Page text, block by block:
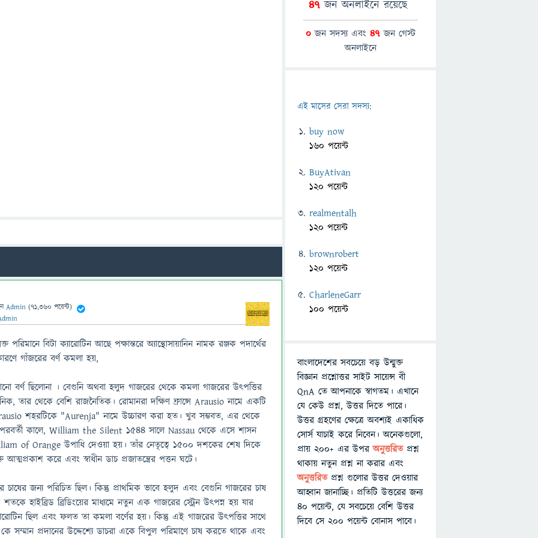
Admin (71,360 পয়েন্ট)
বিটা ক্যারোটিন আছে পক্ষান্তরে অ্যান্থোসায়ানিন নামক রঞ্জক পদার্থের
গাঁজরের বর্ণ কমলা হয়,
বর্ণ ছিলোনা । বেগুনি অথবা হলুদ গাজরের থেকে কমলা গাজরের উৎপত্তির
তার থেকে বেশি রাজনৈতিক। রোমানরা দক্ষিণ ফ্রান্সে Arausio নামে একটি
শহরটিকে "Aurenja" নামে উচ্চারণ করা হত। খুব সম্ভবত, এর থেকে
কালে, William the Silent ১৫৪৪ সালে Nassau থেকে এসে শাসন
of Orange উপাধি দেওয়া হয়। তাঁর নেতৃত্বে ১৫০০ দশকের শেষ দিকে
আত্মপ্রকাশ করে এবং স্বাধীন ডাচ প্রজাতন্ত্রের পত্তন ঘটে।
জন্য পরিচিত ছিল। কিন্তু প্রাথমিক ভাবে হলুদ এবং বেগুনি গাজরের চাষ
হাইব্রিড ব্রিডিংয়ের মাধ্যমে নতুন এক গাজরের স্ট্রেন উৎপন্ন হয় যার
ছিল এবং ফলত তা কমলা বর্ণের হয়। কিন্তু এই গাজরের উৎপত্তির সাথে
সম্মান প্রদানের উদ্দেশ্যে ডাচরা একে বিপুল পরিমাণে চাষ করতে থাকে এবং
47 জন অনলাইনে রয়েছে
0 জন সদস্য এবং 47 জন গেস্ট
অনলাইনে
এই মাসের সেরা সদস্য:
buy now
160 পয়েন্ট
BuyAtivan
120 পয়েন্ট
realmentalh
120 পয়েন্ট
brownrobert
120 পয়েন্ট
CharleneGarr
100 পয়েন্ট
বাংলাদেশের সবচেয়ে বড় উন্মুক্ত
বিজ্ঞান প্রশ্নোত্তর সাইট সায়েন্স বী
QnA তে আপনাকে স্বাগতম। এখানে
যে কেউ প্রশ্ন, উত্তর দিতে পারে।
উত্তর গ্রহণের ক্ষেত্রে অবশ্যই একাধিক
সোর্স যাচাই করে নিবেন। অনেকগুলো,
প্রায় ২০০+ এর উপরঅনুত্তরিতপ্রশ্ন
থাকায় নতুন প্রশ্ন না করার এবং
অনুত্তরিত প্রশ্ন গুলোর উত্তর দেওয়ার
আহ্বান জানাচ্ছি। প্রতিটি উত্তরের জন্য
৪০ পয়েন্ট, যে সবচেয়ে বেশি উত্তর
দিবে সে ২০০ পয়েন্ট বোনাস পাবে।